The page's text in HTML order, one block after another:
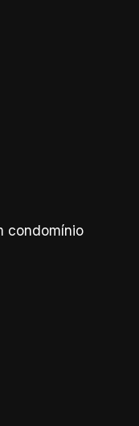
condomínio